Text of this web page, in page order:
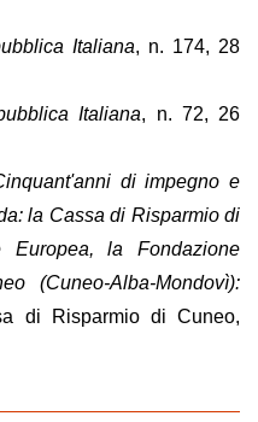
Italiana, n. 174, 28
Italiana, n. 72, 26
di impegno e
la Cassa di Risparmio di
la Fondazione
(Cuneo-Alba-Mondovì):
di Risparmio di Cuneo,